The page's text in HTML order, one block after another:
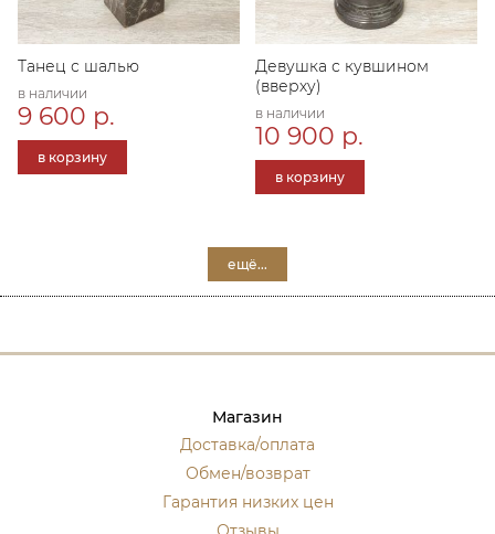
Танец с шалью
в наличии
9 600 р.
в корзину
Девушка с кувшином
(вверху)
в наличии
10 900 р.
в корзину
ещё...
Магазин
Доставка/оплата
Обмен/возврат
Гарантия низких цен